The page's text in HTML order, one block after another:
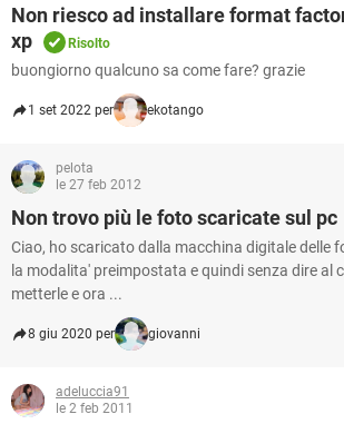
TIKTOK FACEBOOK
HARDWARE
Non riesco ad installare format
xp
Risolto
buongiorno qualcuno sa come fare? grazie
1 set 2022 per ekotango
pelota
le 27 feb 2012
Non trovo più le foto scaricate sul pc
Ciao, ho scaricato dalla macchina digitale delle
la modalita' preimpostata e quindi senza dire al
metterle e ora ...
8 giu 2020 per giovanni
adeluccia91
le 2 feb 2011